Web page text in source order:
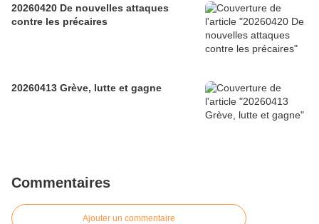
20260420 De nouvelles attaques
contre les précaires
20260413 Grève, lutte et gagne
Commentaires
Ajouter un commentaire